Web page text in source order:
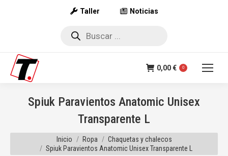
Taller Noticias
Búsqueda
0,00€ 0
Spiuk Paravientos Anatomic Unisex
Transparente L
Estás aquí:
Inicio Ropa
Chaquetas y chalecos
Spiuk Paravientos Anatomic Unisex Transparente L